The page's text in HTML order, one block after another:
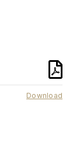
Download